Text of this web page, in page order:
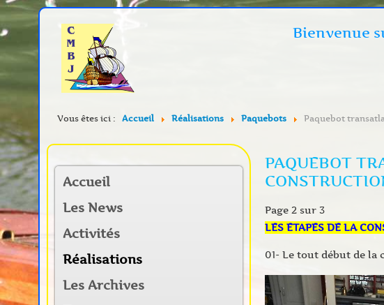
Bienvenue
Vous êtes ici : Accueil Réalisations Paquebots Paquebot
Accueil
Les News
Activités
Réalisations
Les Archives
PAQUEBOT
Page 2 sur 3
LES ETAPES DE LA
01- Le tout début de